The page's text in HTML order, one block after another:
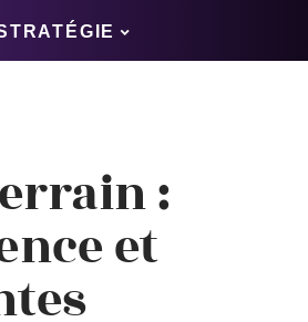
:
et